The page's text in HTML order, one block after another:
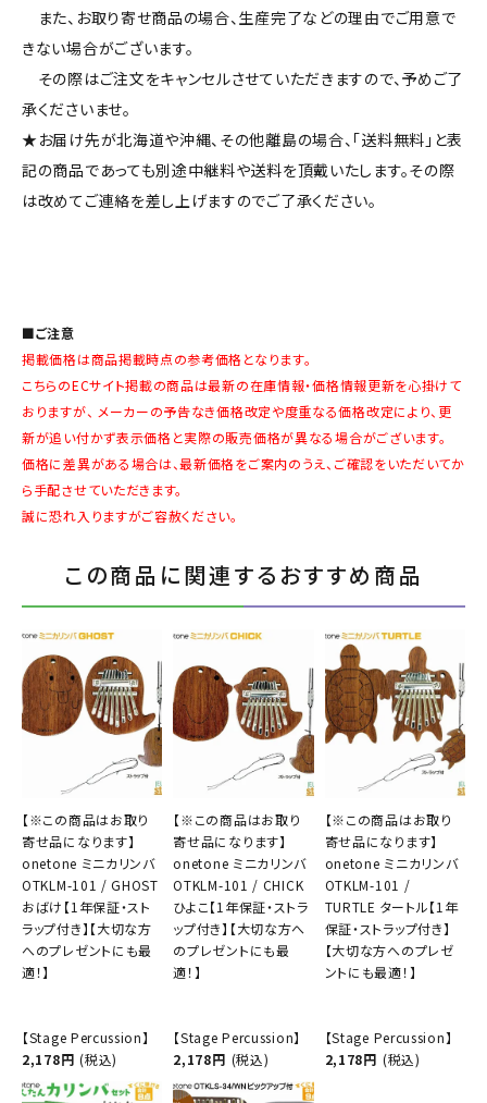
また、お取り寄せ商品の場合、生産完了などの理由でご用意で
きない場合がございます。
その際はご注文をキャンセルさせていただきますので、予めご了
承くださいませ。
★お届け先が北海道や沖縄、その他離島の場合、「送料無料」と表
記の商品であっても別途中継料や送料を頂戴いたします。その際
は改めてご連絡を差し上げますのでご了承ください。
■ご注意
掲載価格は商品掲載時点の参考価格となります。
こちらのECサイト掲載の商品は最新の在庫情報・価格情報更新を心掛けて
おりますが、 メーカーの予告なき価格改定や度重なる価格改定により、更
新が追い付かず表示価格と実際の販売価格が異なる場合がございます。
価格に差異がある場合は、最新価格をご案内のうえ、ご確認をいただいてか
ら手配させていただきます。
誠に恐れ入りますがご容赦ください。
この商品に関連するおすすめ商品
【※この商品はお取り
寄せ品になります】
onetone ミニカリンバ
OTKLM-101 / GHOST
おばけ【1年保証・スト
ラップ付き】【大切な方
へのプレゼントにも最
適！】
【Stage Percussion】
2,178円 (税込)
【※この商品はお取り
寄せ品になります】
onetone ミニカリンバ
OTKLM-101 / CHICK
ひよこ【1年保証・ストラ
ップ付き】【大切な方へ
のプレゼントにも最
適！】
【Stage Percussion】
2,178円 (税込)
【※この商品はお取り
寄せ品になります】
onetone ミニカリンバ
OTKLM-101 /
TURTLE タートル【1年
保証・ストラップ付き】
【大切な方へのプレゼ
ントにも最適！】
【Stage Percussion】
2,178円 (税込)